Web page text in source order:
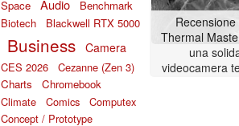
Space
Audio
Benchmark
Biotech
Blackwell RTX 5000
Business Camera
CES 2026
Cezanne (Zen 3)
Charts
Chromebook
Climate
Comics
Computex
Concept / Prototype
Recensione
Thermal
una
videocamera
touchscreen